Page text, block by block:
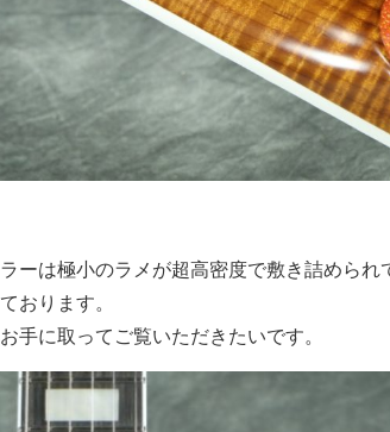
ーは極小のラメが超高密度で敷き詰められ
おります。
手に取ってご覧いただきたいです。